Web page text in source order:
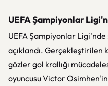
UEFA Şampiyonlar
UEFA Şampiyonlar Ligi'nde
açıklandı. Gerçekleştirilen
gözler gol krallığı
oyuncusu Victor